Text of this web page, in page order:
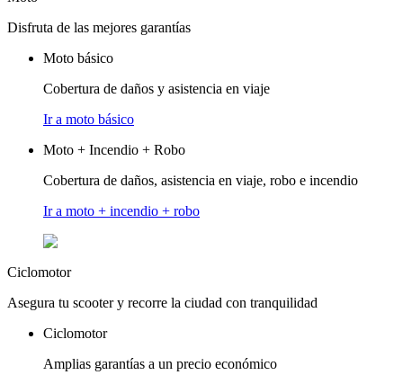
Disfruta de las mejores garantías
Moto básico
Cobertura de daños y asistencia en viaje
Ir a moto básico
Moto + Incendio + Robo
Cobertura de daños, asistencia en viaje, robo e incendio
Ir a moto + incendio + robo
Ciclomotor
Asegura tu scooter y recorre la ciudad con tranquilidad
Ciclomotor
Amplias garantías a un precio económico